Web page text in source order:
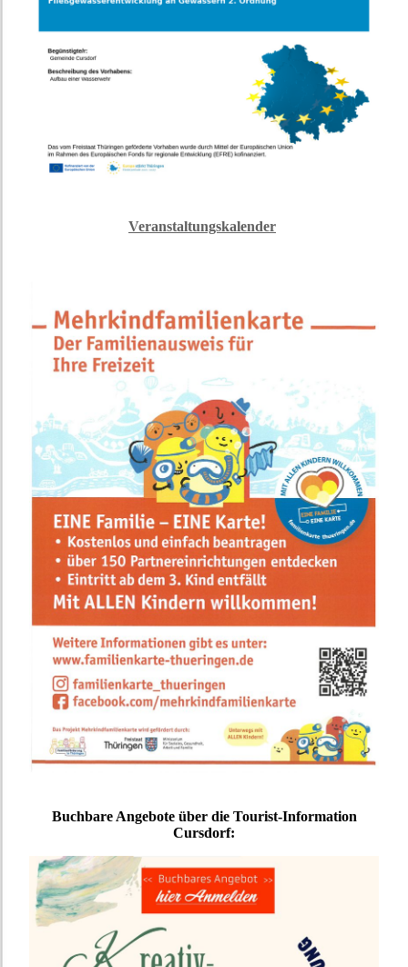
Veranstaltungskalender
Buchbare Angebote über die Tourist-Information
Cursdorf: